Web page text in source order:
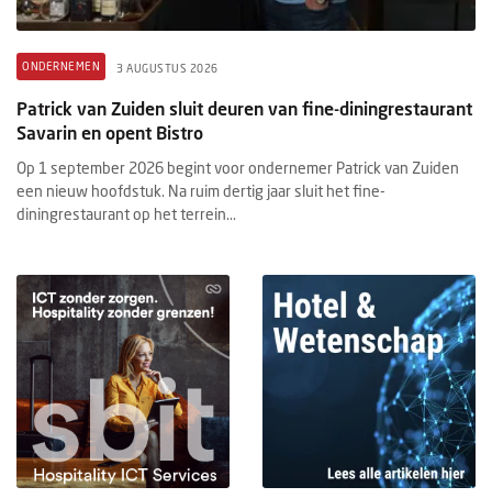
ONDERNEMEN 3 AUGUSTUS 2026
Patrick van Zuiden sluit deuren van fine-diningrestaurant
Savarin en opent Bistro
Op 1 september 2026 begint voor ondernemer Patrick van Zuiden
een nieuw hoofdstuk. Na ruim dertig jaar sluit het fine-
diningrestaurant op het terrein...